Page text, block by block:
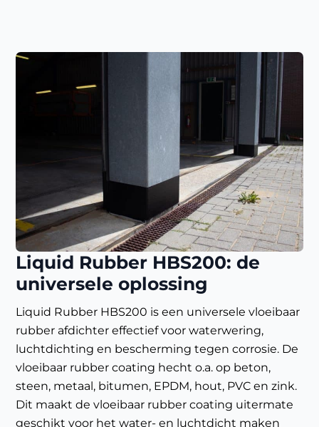
Liquid Rubber HBS200: de
universele oplossing
Liquid Rubber HBS200 is een universele vloeibaar
rubber afdichter effectief voor waterwering,
luchtdichting en bescherming tegen corrosie. De
vloeibaar rubber coating hecht o.a. op beton,
steen, metaal, bitumen, EPDM, hout, PVC en zink.
Dit maakt de vloeibaar rubber coating uitermate
geschikt voor het water- en luchtdicht maken